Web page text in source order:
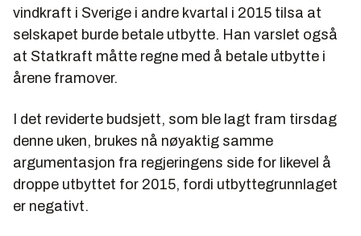
vindkraft i Sverige i andre kvartal i 2015 tilsa at
selskapet burde betale utbytte. Han varslet også
at Statkraft måtte regne med å betale utbytte i
årene framover.
I det reviderte budsjett, som ble lagt fram tirsdag
denne uken, brukes nå nøyaktig samme
argumentasjon fra regjeringens side for likevel å
droppe utbyttet for 2015, fordi utbyttegrunnlaget
er negativt.